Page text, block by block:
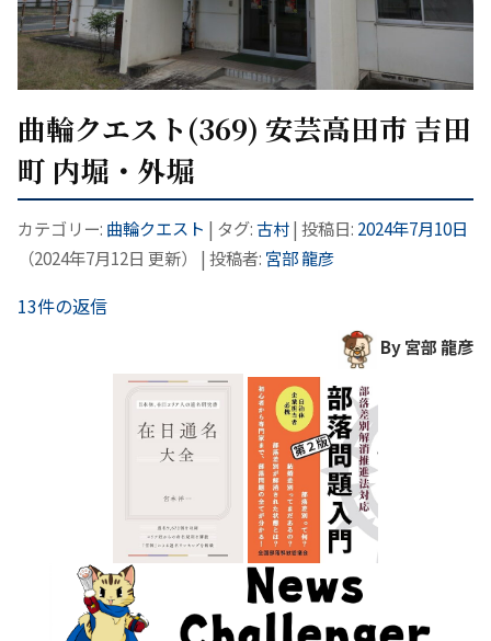
曲輪クエスト(369) 安芸高田市 吉田
町 内堀・外堀
カテゴリー: 曲輪クエスト | タグ:古村| 投稿日: 2024年7月10日
（2024年7月12日 更新） | 投稿者: 宮部 龍彦
13件の返信
By 宮部 龍彦